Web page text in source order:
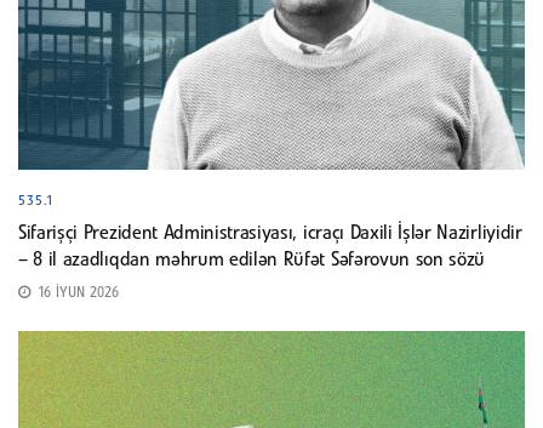
535.1
Sifarişçi Prezident Administrasiyası, icraçı Daxili İşlər Nazirliyidir
– 8 il azadlıqdan məhrum edilən Rüfət Səfərovun son sözü
16 İYUN 2026